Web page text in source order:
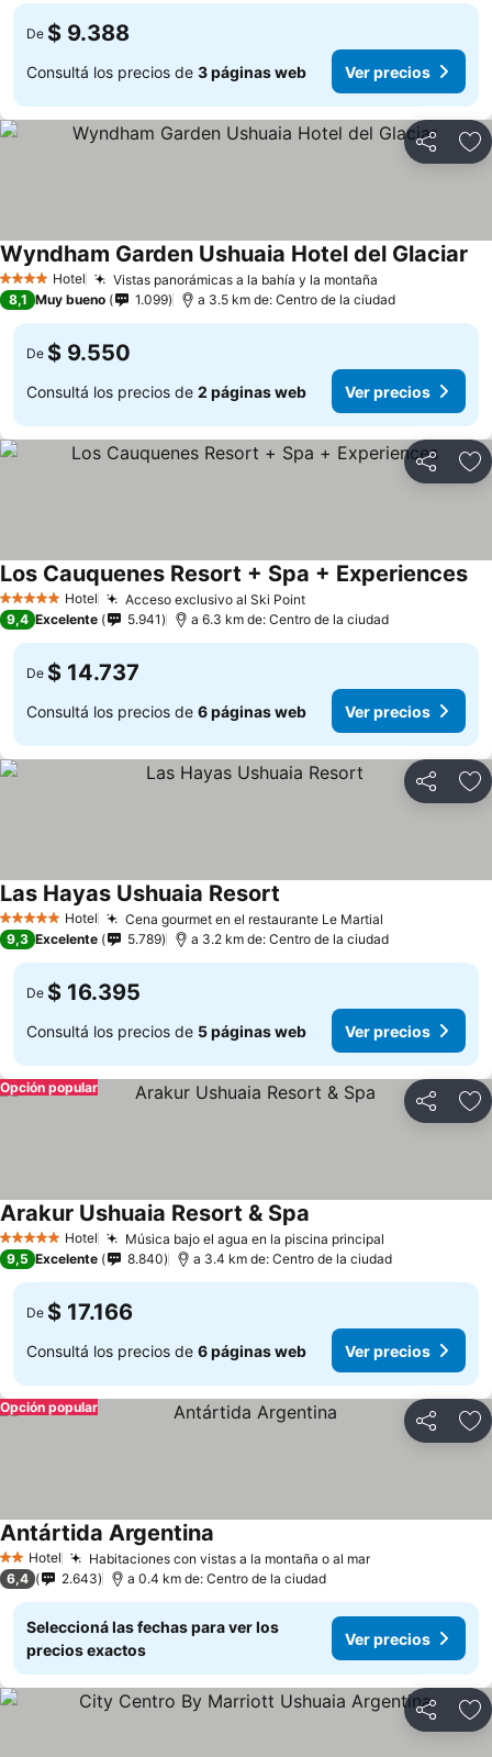
De $ 9.388
Consultá los precios de 3 páginas web Ver precios
Compartir
4 EstrellasHotel Vistas panorámicas a la bahía y la montaña
Wyndham Garden Ushuaia Hotel del Glaciar
8,1 Muy bueno 1.099 a 3.5 km de: Centro de la ciudad
De $ 9.550
Consultá los precios de 2 páginas web Ver precios
Compartir
5 Estrellas Hotel Acceso exclusivo al Ski Point
Los Cauquenes Resort + Spa + Experiences
9,4 Excelente 5.941 a 6.3 km de: Centro de la ciudad
De $ 14.737
Consultá los precios de 6 páginas web Ver precios
Compartir
5 Estrellas Hotel Cena gourmet en el restaurante Le Martial
Las Hayas Ushuaia Resort
9,3 Excelente 5.789 a 3.2 km de: Centro de la ciudad
De $ 16.395
Consultá los precios de 5 páginas web Ver precios
Compartir
Opción popular
5 Estrellas Hotel Música bajo el agua en la piscina principal
Arakur Ushuaia Resort & Spa
9,5 Excelente 8.840 a 3.4 km de: Centro de la ciudad
De $ 17.166
Consultá los precios de 6 páginas web Ver precios
Compartir
Opción popular
2 Estrellas
Hotel Habitaciones con vistas a la montaña o al mar
Antártida Argentina
6,4 2.643 a 0.4 km de: Centro de la ciudad
Seleccioná las fechas para ver los
precios exactos
Ver precios
Compartir